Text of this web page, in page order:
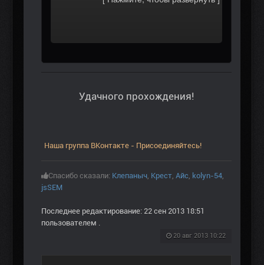
Удачного прохождения!
Наша группа ВКонтакте - Присоединяйтесь!
Спасибо сказали: Клепаныч, Крест, Aйс, kolyn-54,
jsSEM
Последнее редактирование: 22 сен 2013 18:51
пользователем .
20 авг 2013 10:22